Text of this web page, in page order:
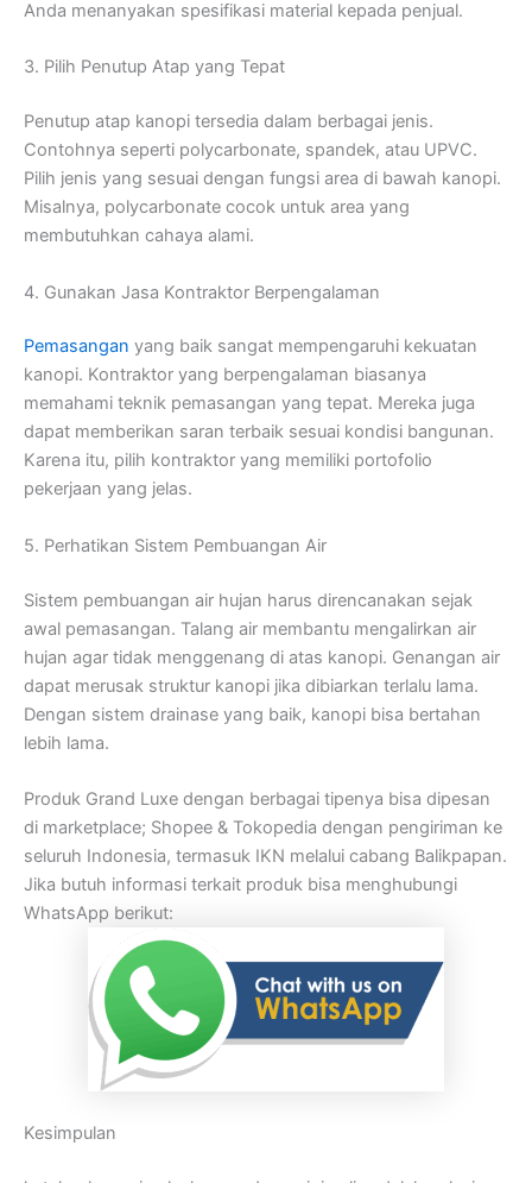
Anda menanyakan spesifikasi material kepada penjual.
3. Pilih Penutup Atap yang Tepat
Penutup atap kanopi tersedia dalam berbagai jenis.
Contohnya seperti polycarbonate, spandek, atau UPVC.
Pilih jenis yang sesuai dengan fungsi area di bawah kanopi.
Misalnya, polycarbonate cocok untuk area yang
membutuhkan cahaya alami.
4. Gunakan Jasa Kontraktor Berpengalaman
Pemasangan yang baik sangat mempengaruhi kekuatan
kanopi. Kontraktor yang berpengalaman biasanya
memahami teknik pemasangan yang tepat. Mereka juga
dapat memberikan saran terbaik sesuai kondisi bangunan.
Karena itu, pilih kontraktor yang memiliki portofolio
pekerjaan yang jelas.
5. Perhatikan Sistem Pembuangan Air
Sistem pembuangan air hujan harus direncanakan sejak
awal pemasangan. Talang air membantu mengalirkan air
hujan agar tidak menggenang di atas kanopi. Genangan air
dapat merusak struktur kanopi jika dibiarkan terlalu lama.
Dengan sistem drainase yang baik, kanopi bisa bertahan
lebih lama.
Produk Grand Luxe dengan berbagai tipenya bisa dipesan
di marketplace; Shopee & Tokopedia dengan pengiriman ke
seluruh Indonesia, termasuk IKN melalui cabang Balikpapan.
Jika butuh informasi terkait produk bisa menghubungi
WhatsApp berikut:
Kesimpulan